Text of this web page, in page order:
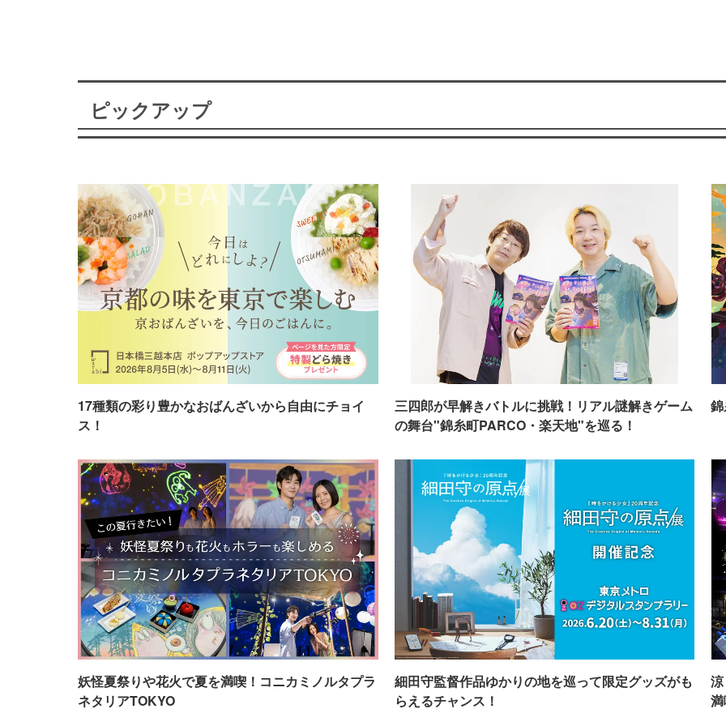
ピックアップ
17種類の彩り豊かなおばんざいから自由にチョイ
ス！
三四郎が早解きバトルに挑戦！リアル謎解きゲーム
の舞台"錦糸町PARCO・楽天地"を巡る！
妖怪夏祭りや花火で夏を満喫！コニカミノルタプラ
ネタリアTOKYO
細田守監督作品ゆかりの地を巡って限定グッズがも
らえるチャンス！